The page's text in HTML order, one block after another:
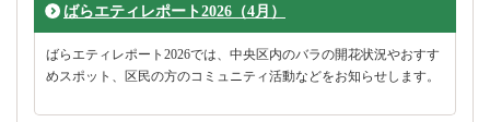
ばらエティレポート2026（4月）
ばらエティレポート2026では、中央区内のバラの開花状況やおすす
めスポット、区民の方のコミュニティ活動などをお知らせします。